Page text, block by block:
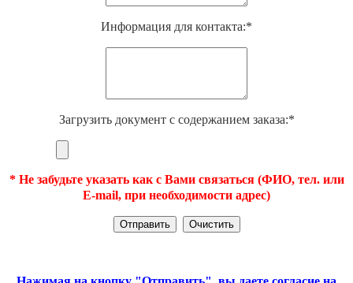
Информация для контакта:*
Загрузить документ с содержанием заказа:*
* Не забудьте указать как с Вами связаться (ФИО, тел. или
E-mail, при необходимости адрес)